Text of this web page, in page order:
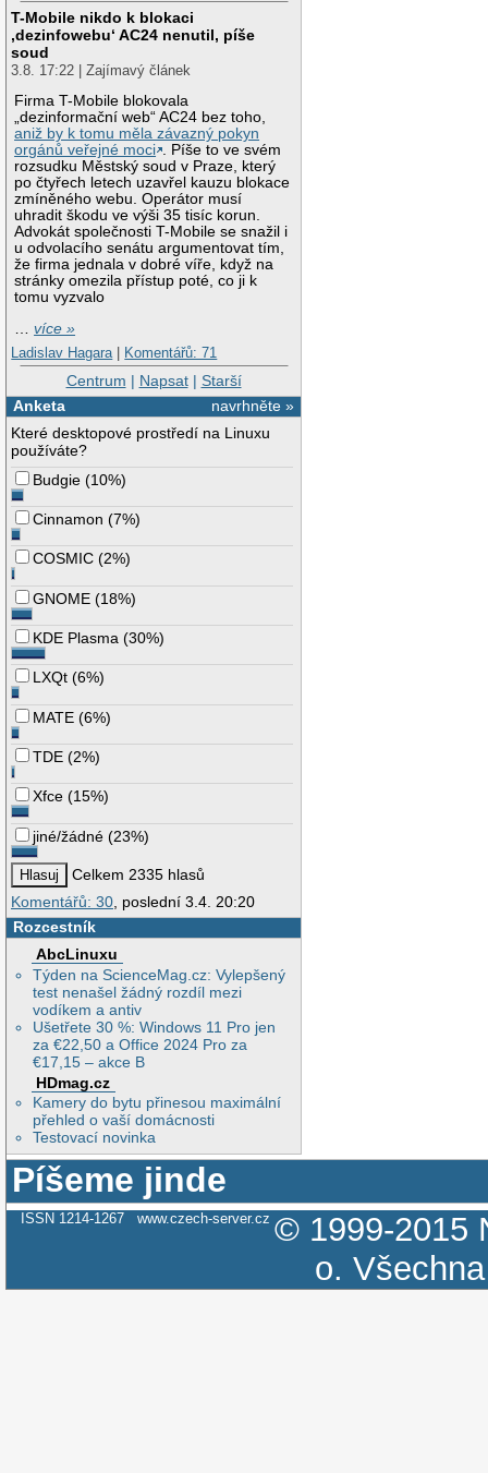
T-Mobile nikdo k blokaci
‚dezinfowebu‘ AC24 nenutil, píše
soud
3.8. 17:22 | Zajímavý článek
Firma T-Mobile blokovala
„dezinformační web“ AC24 bez toho,
aniž by k tomu měla závazný pokyn
orgánů veřejné moci . Píše to ve svém
rozsudku Městský soud v Praze, který
po čtyřech letech uzavřel kauzu blokace
zmíněného webu. Operátor musí
uhradit škodu ve výši 35 tisíc korun.
Advokát společnosti T-Mobile se snažil i
u odvolacího senátu argumentovat tím,
že firma jednala v dobré víře, když na
stránky omezila přístup poté, co ji k
tomu vyzvalo
…více »
Ladislav Hagara | Komentářů: 71
Centrum | Napsat| Starší
navrhněte »
Anketa
Které desktopové prostředí na Linuxu
používáte?
Budgie (10%)
Cinnamon (7%)
COSMIC (2%)
GNOME (18%)
KDE Plasma (30%)
LXQt (6%)
MATE (6%)
TDE (2%)
Xfce (15%)
jiné/žádné (23%)
Celkem 2335 hlasů
Komentářů: 30, poslední 3.4. 20:20
Rozcestník
AbcLinuxu
Týden na ScienceMag.cz: Vylepšený
test nenašel žádný rozdíl mezi
vodíkem a antiv
Ušetřete 30 %: Windows 11 Pro jen
za €22,50 a Office 2024 Pro za
€17,15 – akce B
HDmag.cz
Kamery do bytu přinesou maximální
přehled o vaší domácnosti
Testovací novinka
Píšeme jinde
ISSN 1214-1267 www.czech-server.cz © 1999-2015
o.